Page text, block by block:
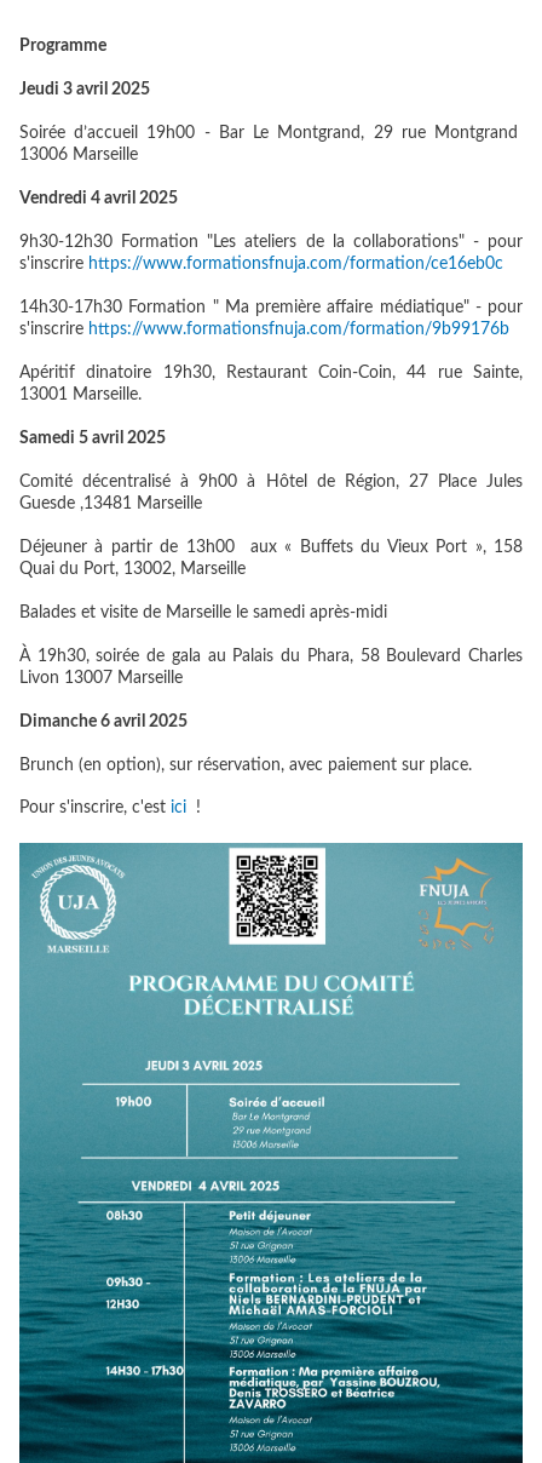
Programme
Jeudi 3 avril 2025
Soirée d’accueil 19h00 - Bar Le Montgrand, 29 rue Montgrand
13006 Marseille
Vendredi 4 avril 2025
9h30-12h30 Formation "Les ateliers de la collaborations" - pour
s'inscrire https://www.formationsfnuja.com/formation/ce16eb0c
14h30-17h30 Formation " Ma première affaire médiatique" - pour
s'inscrire https://www.formationsfnuja.com/formation/9b99176b
Apéritif dinatoire 19h30, Restaurant Coin-Coin, 44 rue Sainte,
13001 Marseille.
Samedi 5 avril 2025
Comité décentralisé à 9h00 à Hôtel de Région, 27 Place Jules
Guesde ,13481 Marseille
Déjeuner à partir de 13h00 aux « Buffets du Vieux Port », 158
Quai du Port, 13002, Marseille
Balades et visite de Marseille le samedi après-midi
À 19h30, soirée de gala au Palais du Phara, 58 Boulevard Charles
Livon 13007 Marseille
Dimanche 6 avril 2025
Brunch (en option), sur réservation, avec paiement sur place.
Pour s'inscrire, c'est ici !